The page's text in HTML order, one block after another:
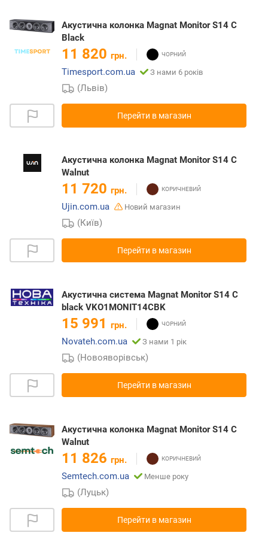
Акустична колонка Magnat Monitor S14 C
Black
11 820 грн.
Timesport.com.ua
З нами 6 років
(Львів)
Перейти в магазин
Акустична колонка Magnat Monitor S14 C
Walnut
11 720 грн.
Ujin.com.ua
Новий магазин
(Київ)
Перейти в магазин
Акустична система Magnat Monitor S14 C
black VKO1MONIT14CBK
15 991 грн.
Novateh.com.ua
З нами 1 рік
(Новояворівськ)
Перейти в магазин
Акустична колонка Magnat Monitor S14 C
Walnut
11 826 грн.
Semtech.com.ua
Менше року
(Луцьк)
Перейти в магазин